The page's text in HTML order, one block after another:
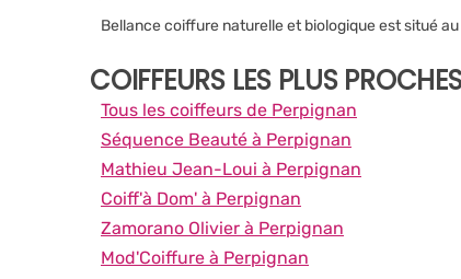
Bellance coiffure naturelle et biologique est situé
COIFFEURS LES PLUS
Tous les coiffeurs de Perpignan
Séquence Beauté à Perpignan
Mathieu Jean-Loui à Perpignan
Coiff'à Dom' à Perpignan
Zamorano Olivier à Perpignan
Mod'Coiffure à Perpignan